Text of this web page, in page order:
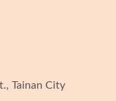
Tainan City